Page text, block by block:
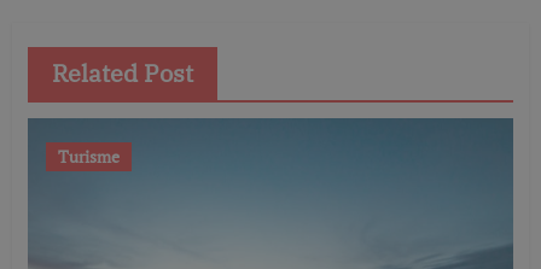
Related Post
Turisme